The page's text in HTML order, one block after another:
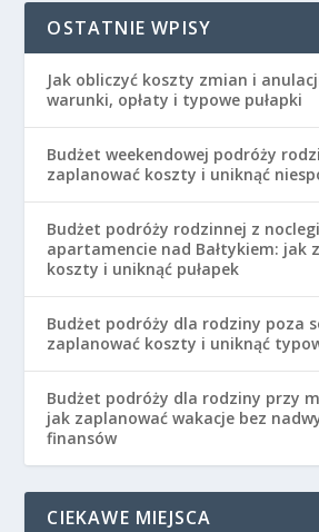
OSTATNIE WPISY
Jak obliczyć koszty zmian i
warunki, opłaty i typowe pułapki
Budżet weekendowej podróży
zaplanować koszty i uniknąć
Budżet podróży rodzinnej z
apartamencie nad Bałtykiem: jak
koszty i uniknąć pułapek
Budżet podróży dla rodziny poza
zaplanować koszty i uniknąć
Budżet podróży dla rodziny przy
jak zaplanować wakacje bez
finansów
CIEKAWE MIEJSCA